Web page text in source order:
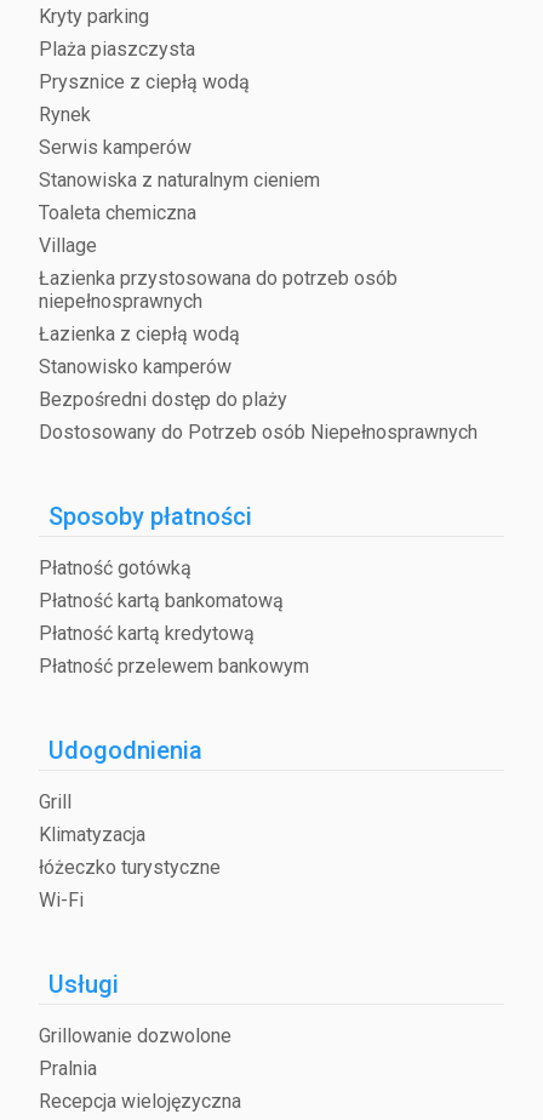
Kryty parking
Plaża piaszczysta
Prysznice z ciepłą wodą
Rynek
Serwis kamperów
Stanowiska z naturalnym cieniem
Toaleta chemiczna
Village
Łazienka przystosowana do potrzeb osób
niepełnosprawnych
Łazienka z ciepłą wodą
Stanowisko kamperów
Bezpośredni dostęp do plaży
Dostosowany do Potrzeb osób Niepełnosprawnych
Sposoby płatności
Płatność gotówką
Płatność kartą bankomatową
Płatność kartą kredytową
Płatność przelewem bankowym
Udogodnienia
Grill
Klimatyzacja
łóżeczko turystyczne
Wi-Fi
Usługi
Grillowanie dozwolone
Pralnia
Recepcja wielojęzyczna